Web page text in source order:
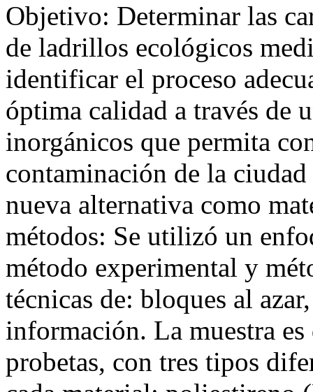
Objetivo: Determinar las
de ladrillos ecológicos
identificar el proceso
óptima calidad a través de
inorgánicos que permita
contaminación de la
nueva alternativa como
métodos: Se utilizó un
método experimental y
técnicas de: bloques al
información. La muestra
probetas, con tres tipos